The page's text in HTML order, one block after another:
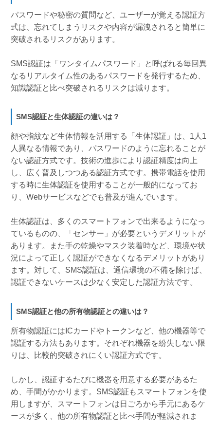
パスワードや秘密の質問など、ユーザーが覚える認証方
式は、忘れてしまうリスクや内容が漏洩されると簡単に
突破されるリスクがあります。
SMS認証は「ワンタイムパスワード」と呼ばれる毎回異
なるリアルタイム性のあるパスワードを発行するため、
知識認証と比べ突破されるリスクは減ります。
SMS認証と生体認証の違いは？
顔や指紋など生体情報を活用する「生体認証」は、1人1
人異なる情報であり、パスワードのように忘れることが
ない認証方式です。技術の進歩により認証精度は向上
し、広く普及しつつある認証方式です。携帯電話を使用
する時に生体認証を使用することが一般的になってお
り、Webサービスなどでも普及が進んでいます。
生体認証は、多くのスマートフォンで出来るようになっ
ているものの、「センサー」が必要というデメリットが
あります。また手の乾燥やマスク装着時など、環境や状
況によって正しく認証ができなくなるデメリットがあり
ます。対して、SMS認証は、通信環境の不備を除けば、
認証できないケースは少なく安定した認証方法です。
SMS認証と他の所有物認証との違いは？
所有物認証にはICカードやトークンなど、他の機器等で
認証する方法もあります。それぞれ機器を紛失しない限
りは、比較的突破されにくい認証方式です。
しかし、認証するたびに機器を用意する必要があるた
め、手間がかかります。SMS認証もスマートフォンを使
用しますが、スマートフォンは日ごろから手元にあるケ
ースが多く、他の所有物認証と比べ手間が軽減されま